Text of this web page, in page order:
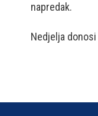
napredak.
Nedjelja